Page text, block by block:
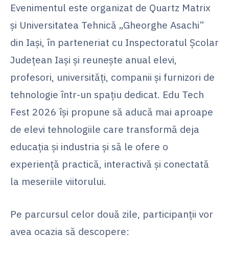
Evenimentul este organizat de Quartz Matrix
și Universitatea Tehnică „Gheorghe Asachi”
din Iași, în parteneriat cu Inspectoratul Școlar
Județean Iași și reunește anual elevi,
profesori, universități, companii și furnizori de
tehnologie într-un spațiu dedicat. Edu Tech
Fest 2026 își propune să aducă mai aproape
de elevi tehnologiile care transformă deja
educația și industria și să le ofere o
experiență practică, interactivă și conectată
la meseriile viitorului.
Pe parcursul celor două zile, participanții vor
avea ocazia să descopere: